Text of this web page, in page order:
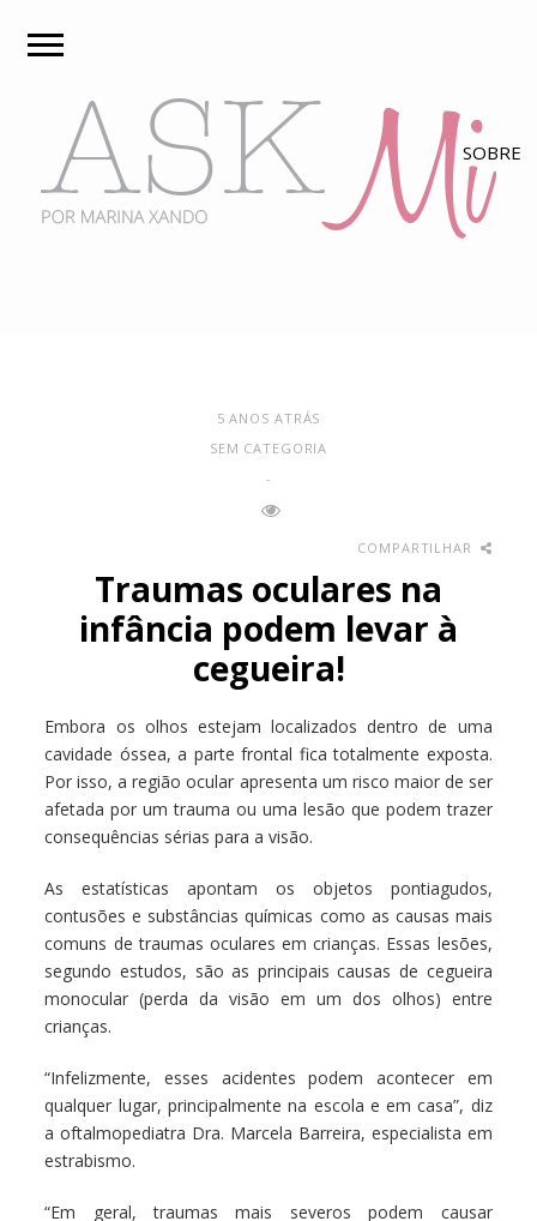
5 ANOS ATRÁS
SEM CATEGORIA
-
COMPARTILHAR
Traumas oculares na
infância podem levar à
cegueira!
Embora os olhos estejam localizados dentro de uma
cavidade óssea, a parte frontal fica totalmente exposta.
Por isso, a região ocular apresenta um risco maior de ser
afetada por um trauma ou uma lesão que podem trazer
consequências sérias para a visão.
As estatísticas apontam os objetos pontiagudos,
contusões e substâncias químicas como as causas mais
comuns de traumas oculares em crianças. Essas lesões,
segundo estudos, são as principais causas de cegueira
monocular (perda da visão em um dos olhos) entre
crianças.
“Infelizmente, esses acidentes podem acontecer em
qualquer lugar, principalmente na escola e em casa”, diz
a oftalmopediatra Dra. Marcela Barreira, especialista em
estrabismo.
“Em geral, traumas mais severos podem causar